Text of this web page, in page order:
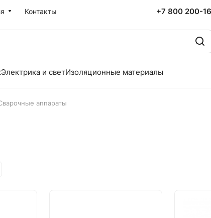
Контакты +7 800 200-
Электрика и светИзоляционные материалы
аппараты